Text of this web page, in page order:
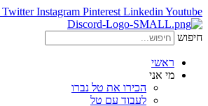
Twitter Instagram Pinterest Linkedin Youtube
חיפוש
ראשי
מי אני
הכירו את טל נברו
לעבוד עם טל